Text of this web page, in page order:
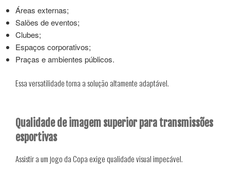
Áreas externas;
Salões de eventos;
Clubes;
Espaços corporativos;
Praças e ambientes públicos.
Essa versatilidade torna a solução altamente adaptável.
Qualidade de imagem superior para transmissões
esportivas
Assistir a um jogo da Copa exige qualidade visual impecável.